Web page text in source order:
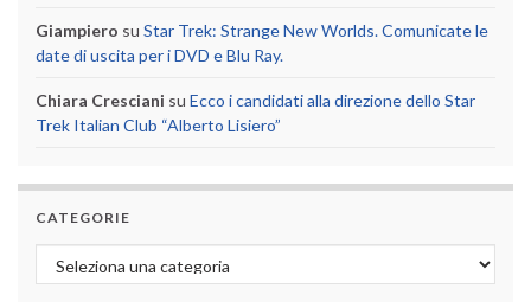
Giampiero su Star Trek: Strange New Worlds. Comunicate le
date di uscita per i DVD e Blu Ray.
Chiara Cresciani su Ecco i candidati alla direzione dello Star
Trek Italian Club “Alberto Lisiero”
CATEGORIE
Categorie